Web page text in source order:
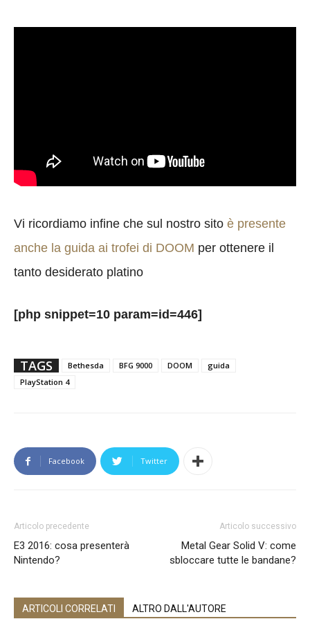
Vi ricordiamo infine che sul nostro sito è presente
anche la guida ai trofei di DOOM per ottenere il
tanto desiderato platino
[php snippet=10 param=id=446]
TAGS Bethesda BFG 9000 DOOM
guida
PlayStation 4
Facebook Twitter
Articolo precedente
E3 2016: cosa presenterà
Nintendo?
Articolo successivo
Metal Gear Solid V: come
sbloccare tutte le bandane?
ARTICOLI CORRELATI ALTRO DALL'AUTORE